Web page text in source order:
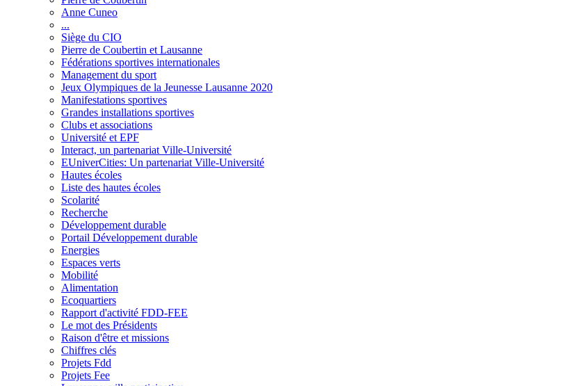
Anne Cuneo
...
Siège du CIO
Pierre de Coubertin et Lausanne
Fédérations sportives internationales
Management du sport
Jeux Olympiques de la Jeunesse Lausanne 2020
Manifestations sportives
Grandes installations sportives
Clubs et associations
Université et EPF
Interact, un partenariat Ville-Université
EUniverCities: Un partenariat Ville-Université
Hautes écoles
Liste des hautes écoles
Scolarité
Recherche
Développement durable
Portail Développement durable
Energies
Espaces verts
Mobilité
Alimentation
Ecoquartiers
Rapport d'activité FDD-FEE
Le mot des Présidents
Raison d'être et missions
Chiffres clés
Projets Fdd
Projets Fee